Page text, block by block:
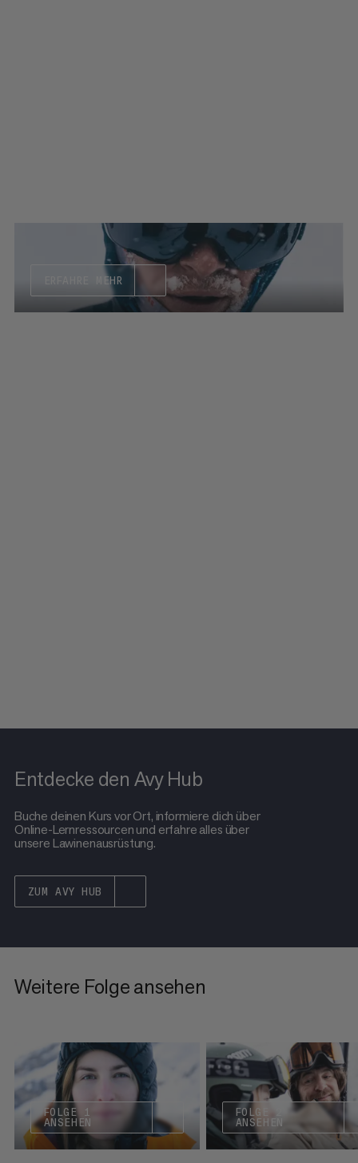
ERFAHRE MEHR
Entdecke den Avy Hub
Buche deinen Kurs vor Ort, informiere dich über
Online-Lernressourcen und erfahre alles über
unsere Lawinenausrüstung.
ZUM AVY HUB
Weitere Folge ansehen
FOLGE 1
ANSEHEN
FOLGE 2
ANSEHEN